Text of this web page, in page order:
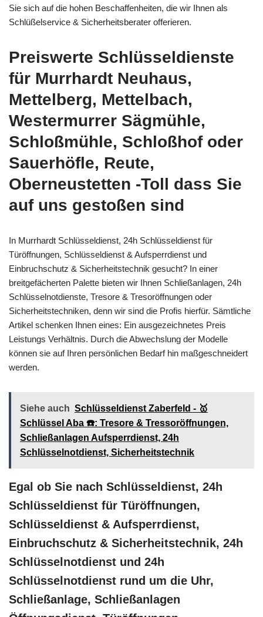
Sie sich auf die hohen Beschaffenheiten, die wir Ihnen als
Schlüßelservice & Sicherheitsberater offerieren.
Preiswerte Schlüsseldienste
für Murrhardt Neuhaus,
Mettelberg, Mettelbach,
Westermurrer Sägmühle,
Schloßmühle, Schloßhof oder
Sauerhöfle, Reute,
Oberneustetten -Toll dass Sie
auf uns gestoßen sind
In Murrhardt Schlüsseldienst, 24h Schlüsseldienst für
Türöffnungen, Schlüsseldienst & Aufsperrdienst und
Einbruchschutz & Sicherheitstechnik gesucht? In einer
breitgefächerten Palette bieten wir Ihnen Schließanlagen, 24h
Schlüsselnotdienste, Tresore & Tresoröffnungen oder
Sicherheitstechniken, denn wir sind die Profis hierfür. Sämtliche
Artikel schenken Ihnen eines: Ein ausgezeichnetes Preis
Leistungs Verhältnis. Durch die Abwechslung der Modelle
können sie auf Ihren persönlichen Bedarf hin maßgeschneidert
werden.
Siehe auch Schlüsseldienst Zaberfeld - 🥇
Schlüssel Aba ☎️: Tresore & Tressoröffnungen,
Schließanlagen Aufsperrdienst, 24h
Schlüsselnotdienst, Sicherheitstechnik
Egal ob Sie nach Schlüsseldienst, 24h
Schlüsseldienst für Türöffnungen,
Schlüsseldienst & Aufsperrdienst,
Einbruchschutz & Sicherheitstechnik, 24h
Schlüsselnotdienst und 24h
Schlüsselnotdienst rund um die Uhr,
Schließanlage, Schließanlagen